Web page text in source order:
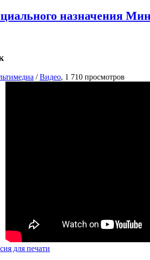
назначения
/Видео, 1 710 просмотров
для печати